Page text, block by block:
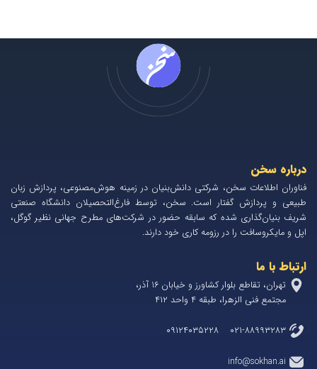
ارتباط با ما
تهران، تقاطع بلوار کشاورز و خیابان 1۶ آذر،
مجتمع فنی الزهرا، طبقه ۴ واحد ۴۱۲
۰۲۱-۸۸۹۹۳۲۸۳ ۰۹۱۲۴۰۳۵۲۲۸
info@sokhan.ai
درباره سخن
فناوران اطلاعات سخن، شرکتی دانش‌بنیان در زمینه هوش‌مصنوعی، پردازش زبان
طبیعی و پردازش گفتار است. سخن، توسط فارغ‌التحصیلان دانشگاه صنعتی
شریف بنیان‌گذاری شده که سابقه حضور در شرکت‌های مطرح جهانی نظیر گوگل،
اپل و مایکروسافت را در رزومه کاری خود دارند.